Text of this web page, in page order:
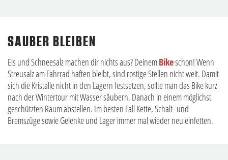
SAUBER BLEIBEN
Eis und Schneesalz machen dir nichts aus? DeinemBikeschon! Wenn
Streusalz am Fahrrad haften bleibt, sind rostige Stellen nicht weit. Damit
sich die Kristalle nicht in den Lagern festsetzen, sollte man das Bike kurz
nach der Wintertour mit Wasser säubern. Danach in einem möglichst
geschützten Raum abstellen. Im besten Fall Kette, Schalt- und
Bremszüge sowie Gelenke und Lager immer mal wieder neu einfetten.